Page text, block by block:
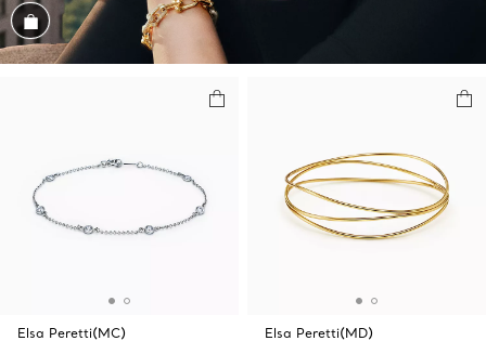
Magasiner cet assortiment
Elsa Peretti(MC)
Elsa Peretti(MD)